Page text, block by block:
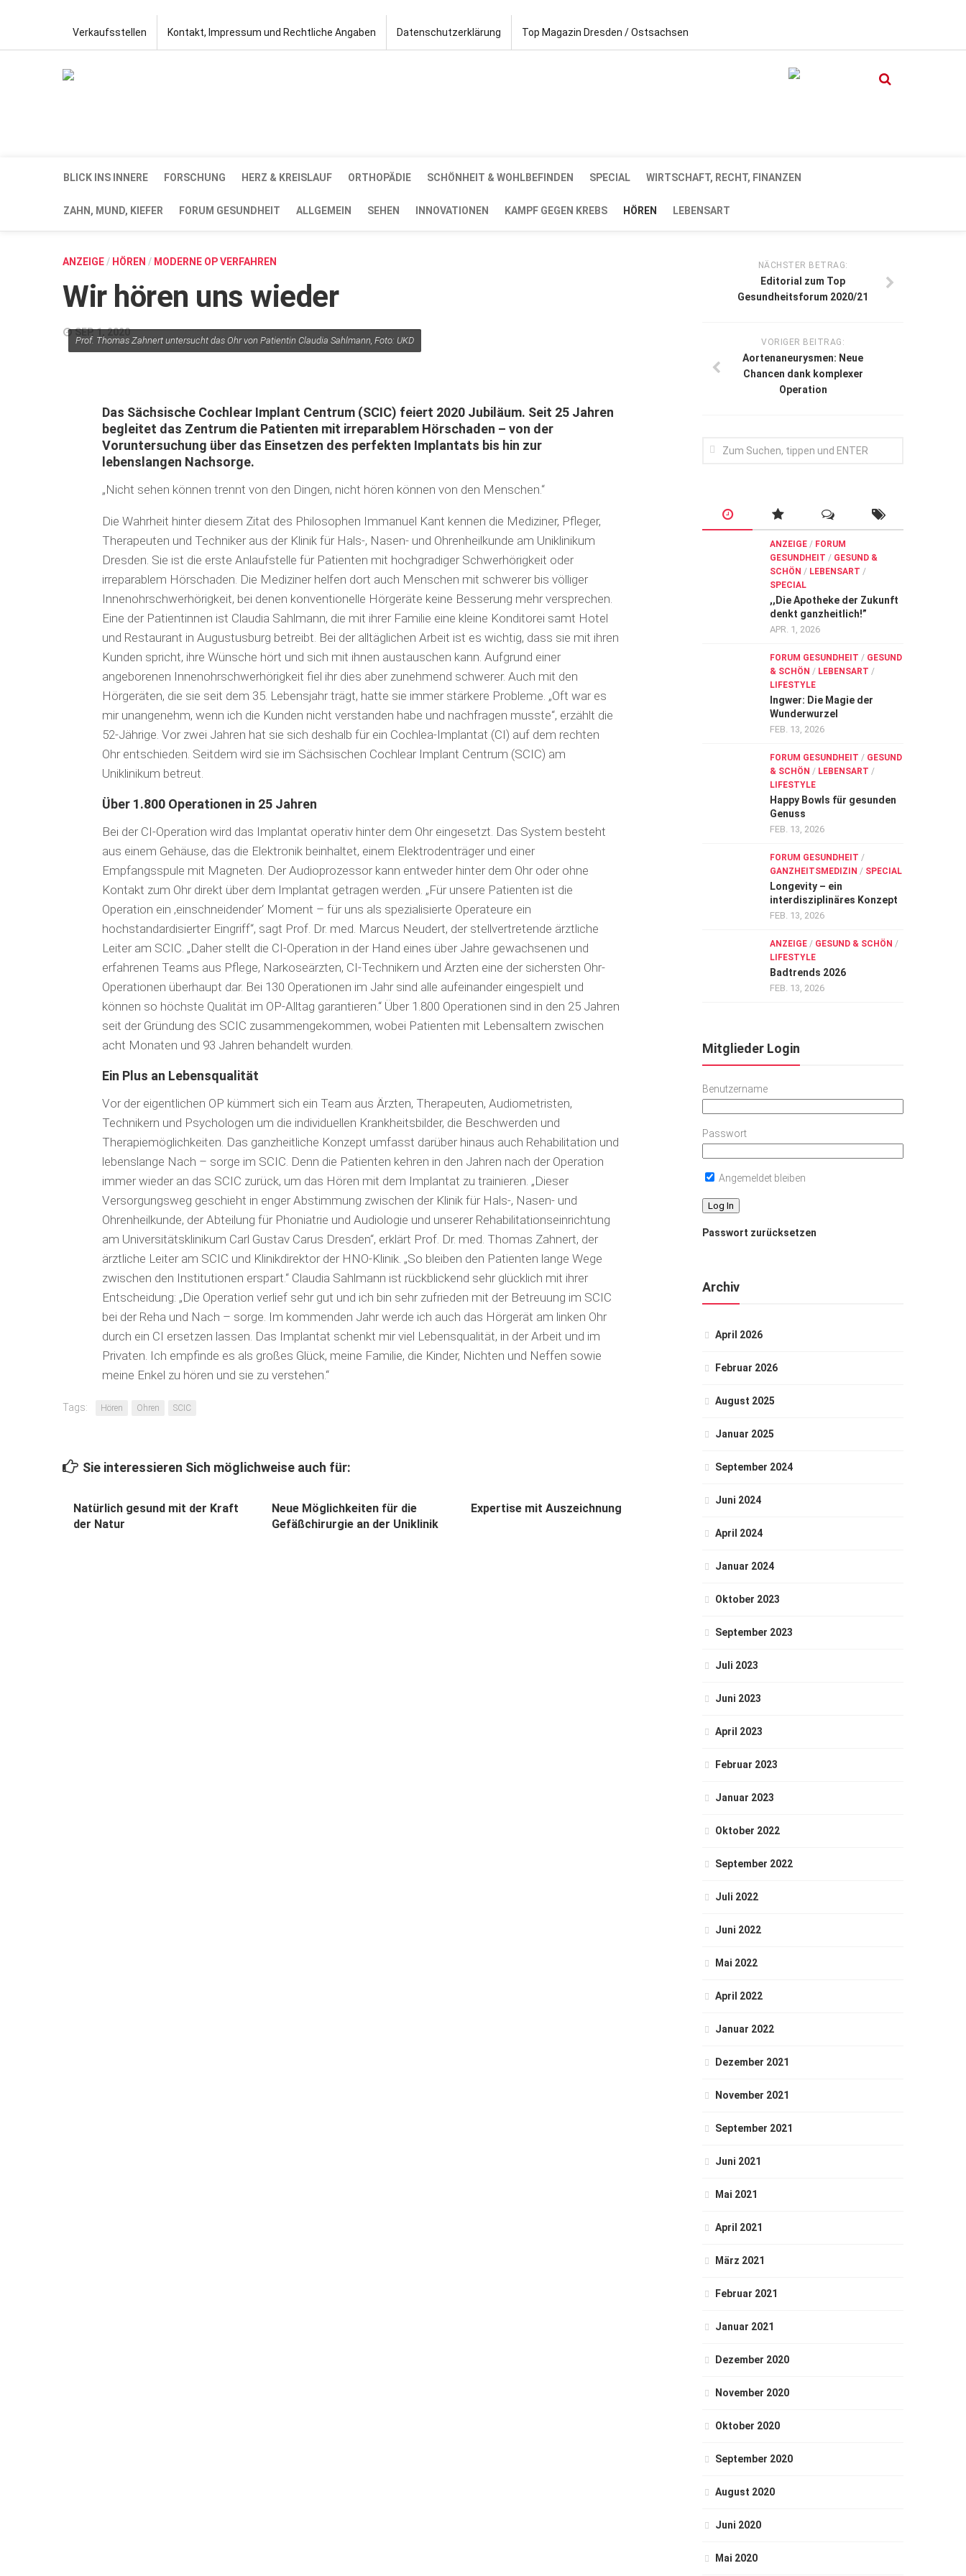
Verkaufsstellen Kontakt, Impressum und Rechtliche Angaben Datenschutzerklärung Top Magazin Dresden / Ostsachsen
BLICK INS INNERE FORSCHUNG HERZ & KREISLAUF ORTHOPÄDIE SCHÖNHEIT & WOHLBEFINDEN SPECIAL WIRTSCHAFT, RECHT, FINANZEN
ZAHN, MUND, KIEFER FORUM GESUNDHEIT ALLGEMEIN SEHEN INNOVATIONEN KAMPF GEGEN KREBS HÖREN LEBENSART
ANZEIGE / HÖREN / MODERNE OP VERFAHREN
Wir hören uns wieder
SEP. 1, 2020
Prof. Thomas Zahnert untersucht das Ohr von Patientin Claudia Sahlmann, Foto: UKD
Das Sächsische Cochlear Implant Centrum (SCIC) feiert 2020 Jubiläum. Seit 25 Jahren
begleitet das Zentrum die Patienten mit irreparablem Hörschaden – von der
Voruntersuchung über das Einsetzen des perfekten Implantats bis hin zur
lebenslangen Nachsorge.
„Nicht sehen können trennt von den Dingen, nicht hören können von den Menschen.“
Die Wahrheit hinter diesem Zitat des Philosophen Immanuel Kant kennen die Mediziner, Pfleger,
Therapeuten und Techniker aus der Klinik für Hals-, Nasen- und Ohrenheilkunde am Uniklinikum
Dresden. Sie ist die erste Anlaufstelle für Patienten mit hochgradiger Schwerhörigkeit oder
irreparablem Hörschaden. Die Mediziner helfen dort auch Menschen mit schwerer bis völliger
Innenohrschwerhörigkeit, bei denen konventionelle Hörgeräte keine Besserung mehr versprechen.
Eine der Patientinnen ist Claudia Sahlmann, die mit ihrer Familie eine kleine Konditorei samt Hotel
und Restaurant in Augustusburg betreibt. Bei der alltäglichen Arbeit ist es wichtig, dass sie mit ihren
Kunden spricht, ihre Wünsche hört und sich mit ihnen austauschen kann. Aufgrund einer
angeborenen Innenohrschwerhörigkeit fiel ihr dies aber zunehmend schwerer. Auch mit den
Hörgeräten, die sie seit dem 35. Lebensjahr trägt, hatte sie immer stärkere Probleme. „Oft war es
mir unangenehm, wenn ich die Kunden nicht verstanden habe und nachfragen musste“, erzählt die
52-Jährige. Vor zwei Jahren hat sie sich deshalb für ein Cochlea-Implantat (CI) auf dem rechten
Ohr entschieden. Seitdem wird sie im Sächsischen Cochlear Implant Centrum (SCIC) am
Uniklinikum betreut.
Über 1.800 Operationen in 25 Jahren
Bei der CI-Operation wird das Implantat operativ hinter dem Ohr eingesetzt. Das System besteht
aus einem Gehäuse, das die Elektronik beinhaltet, einem Elektrodenträger und einer
Empfangsspule mit Magneten. Der Audioprozessor kann entweder hinter dem Ohr oder ohne
Kontakt zum Ohr direkt über dem Implantat getragen werden. „Für unsere Patienten ist die
Operation ein ‚einschneidender‘ Moment – für uns als spezialisierte Operateure ein
hochstandardisierter Eingriff“, sagt Prof. Dr. med. Marcus Neudert, der stellvertretende ärztliche
Leiter am SCIC. „Daher stellt die CI-Operation in der Hand eines über Jahre gewachsenen und
erfahrenen Teams aus Pflege, Narkoseärzten, CI-Technikern und Ärzten eine der sichersten Ohr-
Operationen überhaupt dar. Bei 130 Operationen im Jahr sind alle aufeinander eingespielt und
können so höchste Qualität im OP-Alltag garantieren.“ Über 1.800 Operationen sind in den 25 Jahren
seit der Gründung des SCIC zusammengekommen, wobei Patienten mit Lebensaltern zwischen
acht Monaten und 93 Jahren behandelt wurden.
Ein Plus an Lebensqualität
Vor der eigentlichen OP kümmert sich ein Team aus Ärzten, Therapeuten, Audiometristen,
Technikern und Psychologen um die individuellen Krankheitsbilder, die Beschwerden und
Therapiemöglichkeiten. Das ganzheitliche Konzept umfasst darüber hinaus auch Rehabilitation und
lebenslange Nach – sorge im SCIC. Denn die Patienten kehren in den Jahren nach der Operation
immer wieder an das SCIC zurück, um das Hören mit dem Implantat zu trainieren. „Dieser
Versorgungsweg geschieht in enger Abstimmung zwischen der Klinik für Hals-, Nasen- und
Ohrenheilkunde, der Abteilung für Phoniatrie und Audiologie und unserer Rehabilitationseinrichtung
am Universitätsklinikum Carl Gustav Carus Dresden“, erklärt Prof. Dr. med. Thomas Zahnert, der
ärztliche Leiter am SCIC und Klinikdirektor der HNO-Klinik. „So bleiben den Patienten lange Wege
zwischen den Institutionen erspart.“ Claudia Sahlmann ist rückblickend sehr glücklich mit ihrer
Entscheidung: „Die Operation verlief sehr gut und ich bin sehr zufrieden mit der Betreuung im SCIC
bei der Reha und Nach – sorge. Im kommenden Jahr werde ich auch das Hörgerät am linken Ohr
durch ein CI ersetzen lassen. Das Implantat schenkt mir viel Lebensqualität, in der Arbeit und im
Privaten. Ich empfinde es als großes Glück, meine Familie, die Kinder, Nichten und Neffen sowie
meine Enkel zu hören und sie zu verstehen.“
Tags: Hören Ohren SCIC
Sie interessieren Sich möglichweise auch für:
Natürlich gesund mit der Kraft
der Natur
Neue Möglichkeiten für die
Gefäßchirurgie an der Uniklinik
Expertise mit Auszeichnung
NÄCHSTER BETRAG:
Editorial zum Top
Gesundheitsforum 2020/21
VORIGER BEITRAG:
Aortenaneurysmen: Neue
Chancen dank komplexer
Operation
ANZEIGE / FORUM
GESUNDHEIT / GESUND &
SCHÖN / LEBENSART /
SPECIAL
,,Die Apotheke der Zukunft
denkt ganzheitlich!”
APR. 1, 2026
FORUM GESUNDHEIT / GESUND
& SCHÖN / LEBENSART /
LIFESTYLE
Ingwer: Die Magie der
Wunderwurzel
FEB. 13, 2026
FORUM GESUNDHEIT / GESUND
& SCHÖN / LEBENSART /
LIFESTYLE
Happy Bowls für gesunden
Genuss
FEB. 13, 2026
FORUM GESUNDHEIT /
GANZHEITSMEDIZIN / SPECIAL
Longevity – ein
interdisziplinäres Konzept
FEB. 13, 2026
ANZEIGE / GESUND & SCHÖN /
LIFESTYLE
Badtrends 2026
FEB. 13, 2026
Mitglieder Login
Benutzername
Passwort
Angemeldet bleiben
Passwort zurücksetzen
Archiv
April 2026
Februar 2026
August 2025
Januar 2025
September 2024
Juni 2024
April 2024
Januar 2024
Oktober 2023
September 2023
Juli 2023
Juni 2023
April 2023
Februar 2023
Januar 2023
Oktober 2022
September 2022
Juli 2022
Juni 2022
Mai 2022
April 2022
Januar 2022
Dezember 2021
November 2021
September 2021
Juni 2021
Mai 2021
April 2021
März 2021
Februar 2021
Januar 2021
Dezember 2020
November 2020
Oktober 2020
September 2020
August 2020
Juni 2020
Mai 2020